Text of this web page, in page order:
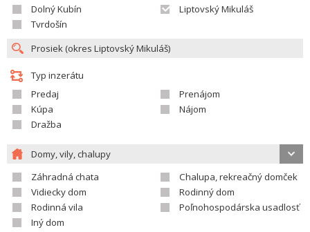
Dolný Kubín
Liptovský Mikuláš
Tvrdošín
Typ inzerátu
Predaj
Prenájom
Kúpa
Nájom
Dražba
Domy, vily, chalupy
Záhradná chata
Chalupa, rekreačný domček
Vidiecky dom
Rodinný dom
Rodinná vila
Poľnohospodárska usadlosť
Iný dom